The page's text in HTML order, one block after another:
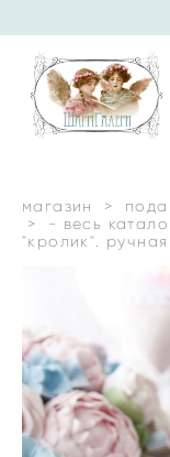
магазин >
>
- весь
"кролик".